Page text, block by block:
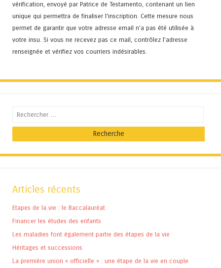
vérification, envoyé par Patrice de Testamento, contenant un lien
unique qui permettra de finaliser l'inscription. Cette mesure nous
permet de garantir que votre adresse email n’a pas été utilisée à
votre insu. Si vous ne recevez pas ce mail, contrôlez l’adresse
renseignée et vérifiez vos courriers indésirables.
Recherche
Articles récents
Etapes de la vie : le Baccalauréat
Financer les études des enfants
Les maladies font également partie des étapes de la vie
Héritages et successions
La première union « officielle » : une étape de la vie en couple